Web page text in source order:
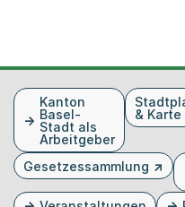
FusszeileKanton
Basel-
Stadt als
Arbeitgeber
& Karte
Gesetzessammlung